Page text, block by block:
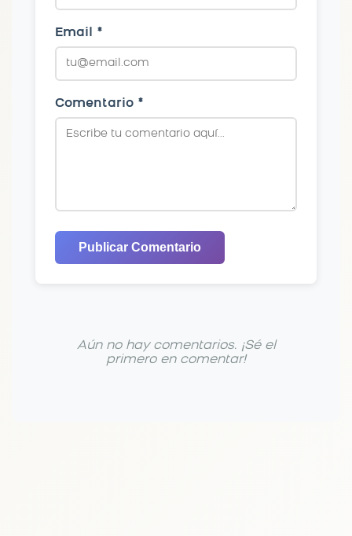
Email *
Comentario *
Publicar Comentario
Aún no hay comentarios. ¡Sé el
primero en comentar!